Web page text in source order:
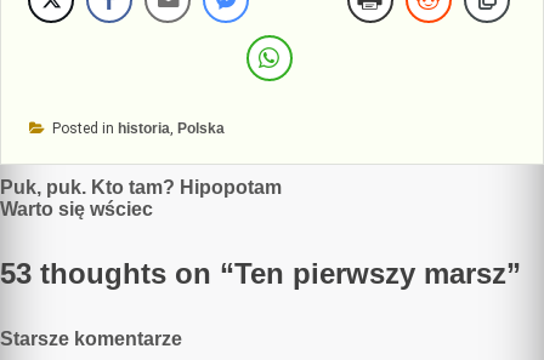
Posted in historia, Polska
Nawigacja
wpisu
Puk, puk. Kto tam? Hipopotam
Warto się wściec
53 thoughts on “Ten pierwszy marsz”
Nawigacja
Starsze komentarze